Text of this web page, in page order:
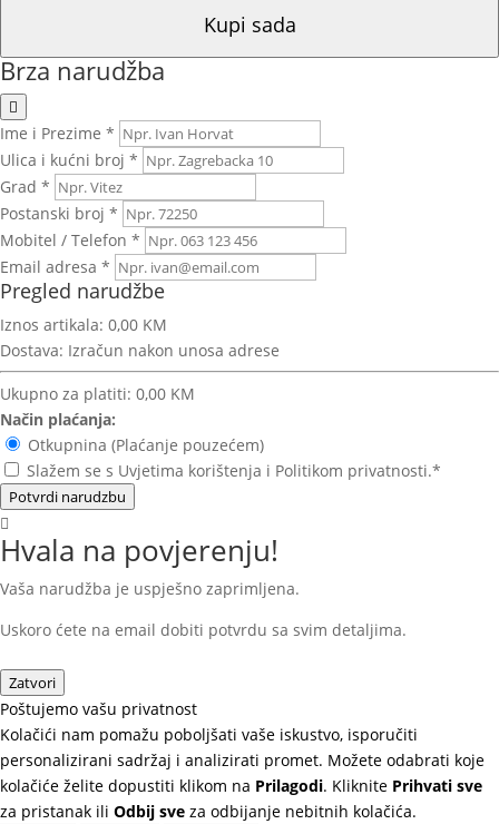
Kupi sada
Brza narudžba
Ime i Prezime *
Ulica i kućni broj *
Grad *
Postanski broj *
Mobitel / Telefon *
Email adresa *
Pregled narudžbe
Iznos artikala: 0,00 KM
Dostava: Izračun nakon unosa adrese
Ukupno za platiti: 0,00 KM
Način plaćanja:
Otkupnina (Plaćanje pouzećem)
Slažem se s Uvjetima korištenja i Politikom privatnosti.*
Potvrdi narudzbu
Hvala na povjerenju!
Vaša narudžba je uspješno zaprimljena.
Uskoro ćete na email dobiti potvrdu sa svim detaljima.
Zatvori
Poštujemo vašu privatnost
Kolačići nam pomažu poboljšati vaše iskustvo, isporučiti
personalizirani sadržaj i analizirati promet. Možete odabrati koje
kolačiće želite dopustiti klikom na Prilagodi. Kliknite Prihvati sve
za pristanak ili Odbij sve za odbijanje nebitnih kolačića.